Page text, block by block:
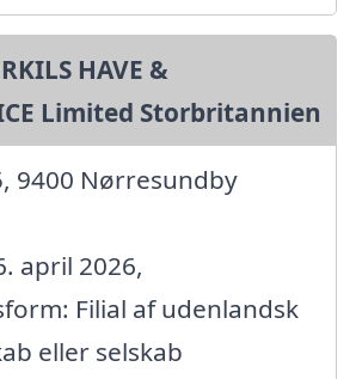
HAVE &
Limited Storbritannien
9400 Nørresundby
april 2026,
Filial af udenlandsk
eller selskab